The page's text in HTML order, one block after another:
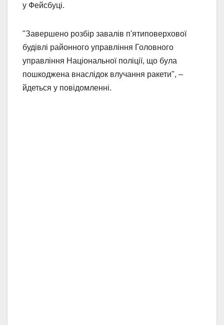
у Фейсбуці.
"Завершено розбір завалів п'ятиповерхової
будівлі районного управління Головного
управління Національної поліції, що була
пошкоджена внаслідок влучання ракети", –
йдеться у повідомленні.